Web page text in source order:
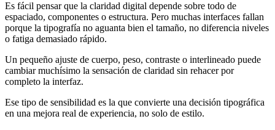
Es fácil pensar que la claridad digital depende sobre todo de
espaciado, componentes o estructura. Pero muchas interfaces fallan
porque la tipografía no aguanta bien el tamaño, no diferencia niveles
o fatiga demasiado rápido.
Un pequeño ajuste de cuerpo, peso, contraste o interlineado puede
cambiar muchísimo la sensación de claridad sin rehacer por
completo la interfaz.
Ese tipo de sensibilidad es la que convierte una decisión tipográfica
en una mejora real de experiencia, no solo de estilo.